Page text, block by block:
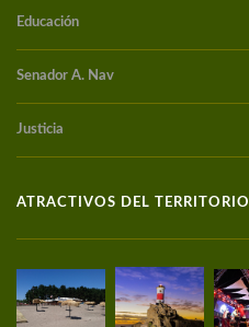
Educación
Senador A. Nav
Justicia
ATRACTIVOS DEL TERRITORIO